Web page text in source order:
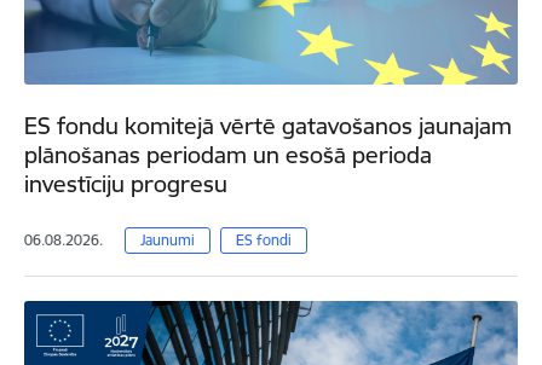
ES fondu komitejā vērtē gatavošanos jaunajam
plānošanas periodam un esošā perioda
investīciju progresu
06.08.2026. Jaunumi ES fondi